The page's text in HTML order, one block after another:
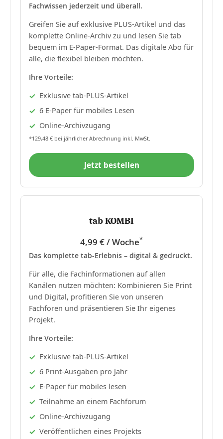
Fachwissen jederzeit und überall.
Greifen Sie auf exklusive PLUS-Artikel und das
komplette Online-Archiv zu und lesen Sie tab
bequem im E-Paper-Format. Das digitale Abo für
alle, die flexibel bleiben möchten.
Ihre Vorteile:
Exklusive tab-PLUS-Artikel
6 E-Paper für mobiles Lesen
Online-Archivzugang
*129,48 € bei jährlicher Abrechnung inkl. MwSt.
Jetzt bestellen
tab KOMBI
4,99 € / Woche*
Das komplette tab-Erlebnis – digital & gedruckt.
Für alle, die Fachinformationen auf allen
Kanälen nutzen möchten: Kombinieren Sie Print
und Digital, profitieren Sie von unseren
Fachforen und präsentieren Sie Ihr eigenes
Projekt.
Ihre Vorteile:
Exklusive tab-PLUS-Artikel
6 Print-Ausgaben pro Jahr
E-Paper für mobiles lesen
Teilnahme an einem Fachforum
Online-Archivzugang
Veröffentlichen eines Projekts